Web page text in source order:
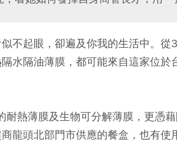
不起眼，卻遍及你我的生活中。
水隔油薄膜，都可能來自這家位
耐熱薄膜及生物可分解薄膜，更憑
龍頭北部門市供應的餐盒，也有使